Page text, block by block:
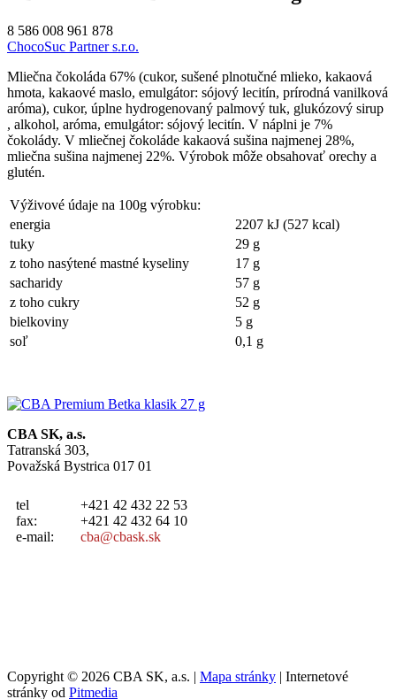
8 586 008 961 878
ChocoSuc Partner s.r.o.
Mliečna čokoláda 67% (cukor, sušené plnotučné mlieko, kakaová
hmota, kakaové maslo, emulgátor: sójový lecitín, prírodná vanilková
aróma), cukor, úplne hydrogenovaný palmový tuk, glukózový sirup
, alkohol, aróma, emulgátor: sójový lecitín. V náplni je 7%
čokolády. V mliečnej čokoláde kakaová sušina najmenej 28%,
mliečna sušina najmenej 22%. Výrobok môže obsahovať orechy a
glutén.
Výživové údaje na 100g výrobku:
energia
2207 kJ (527 kcal)
tuky
29 g
z toho nasýtené mastné kyseliny
17 g
sacharidy
57 g
z toho cukry
52 g
bielkoviny
5 g
soľ
0,1 g
CBA SK, a.s.
Tatranská 303,
Považská Bystrica 017 01
tel
fax:
e-mail:
+421 42 432 22 53
+421 42 432 64 10
cba@cbask.sk
Copyright © 2026 CBA SK, a.s. | Mapa stránky | Internetové
stránky od Pitmedia